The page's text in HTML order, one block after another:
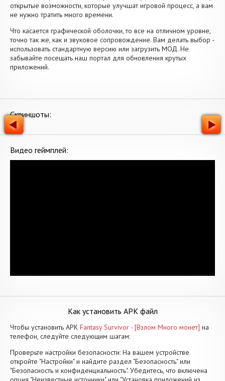
открытые возможности, которые улучшат игровой процесс, а вам
не нужно тратить много времени.
Что касается графической оболочки, то все на отличном уровне,
точно так же, как и звуковое сопровождение. Вам делать выбор -
использовать стандартную версию или загрузить МОД. Не
забывайте посещать наш портал для обновления крутых
приложений.
Скриншоты:
Видео геймплей:
Как установить APK файл
Чтобы установить APK Fantasy Survivor - [Взлом Много монет] на
телефон, следуйте следующим шагам:
Проверьте настройки безопасности: На вашем устройстве
откройте "Настройки" и найдите раздел "Безопасность" или
"Безопасность и конфиденциальность". Убедитесь, что включена